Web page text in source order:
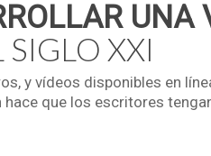
UNA
SIGLO XXI
y vídeos disponibles en
que los escritores